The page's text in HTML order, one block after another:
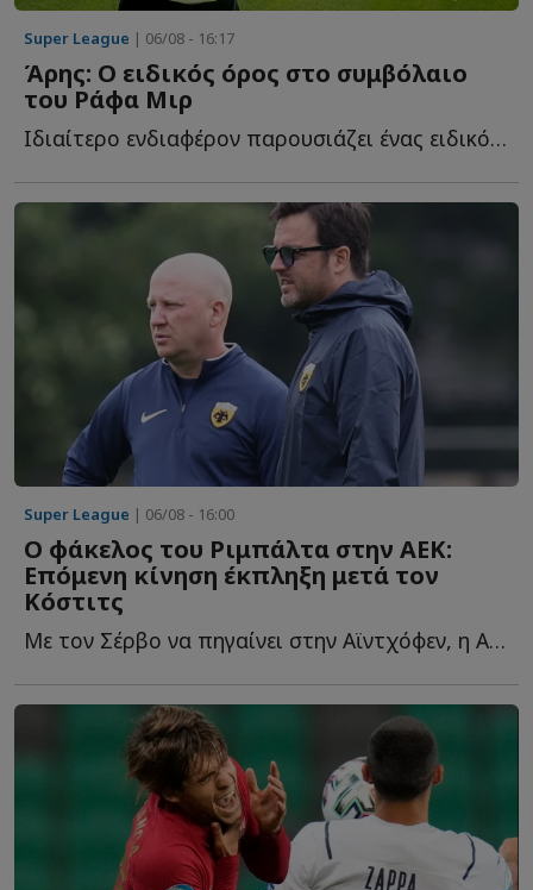
Super League | 06/08 - 16:17
Άρης: Ο ειδικός όρος στο συμβόλαιο
του Ράφα Μιρ
Ιδιαίτερο ενδιαφέρον παρουσιάζει ένας ειδικός όρος π...
Super League | 06/08 - 16:00
O φάκελος του Ριμπάλτα στην ΑΕΚ:
Επόμενη κίνηση έκπληξη μετά τον
Κόστιτς
Με τον Σέρβο να πηγαίνει στην Αϊντχόφεν, η ΑΕΚ καλείται τ...